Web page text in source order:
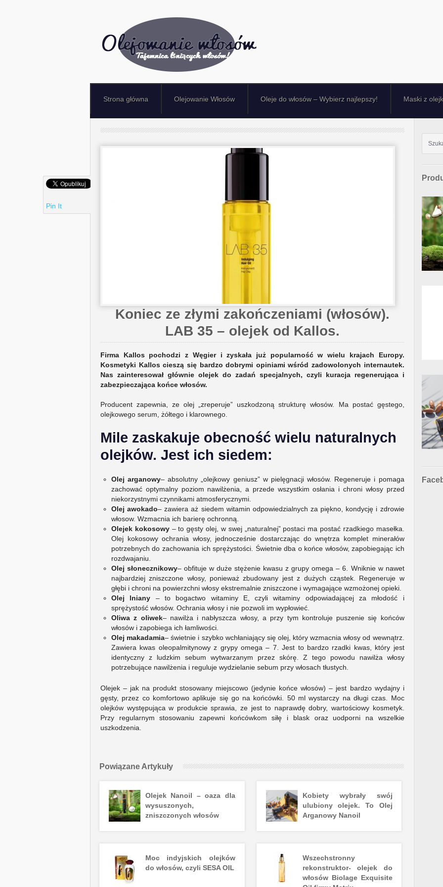
Strona główna Olejowanie Włosów Oleje do włosów – Wybierz najlepszy! Maski z
Koniec ze złymi zakończeniami (włosów).
LAB 35 – olejek od Kallos.
Firma Kallos pochodzi z Węgier i zyskała już popularność w wielu krajach Europy.
Kosmetyki Kallos cieszą się bardzo dobrymi opiniami wśród zadowolonych internautek.
Nas zainteresował głównie olejek do zadań specjalnych, czyli kuracja regenerująca i
zabezpieczająca końce włosów.
Producent zapewnia, ze olej „zreperuje” uszkodzoną strukturę włosów. Ma postać gęstego,
olejkowego serum, żółtego i klarownego.
Mile zaskakuje obecność wielu naturalnych
olejków. Jest ich siedem:
Olej arganowy– absolutny „olejkowy geniusz” w pielęgnacji włosów. Regeneruje i pomaga
zachować optymalny poziom nawilżenia, a przede wszystkim osłania i chroni włosy przed
niekorzystnymi czynnikami atmosferycznymi.
Olej awokado– zawiera aż siedem witamin odpowiedzialnych za piękno, kondycję i zdrowie
włosow. Wzmacnia ich barierę ochronną.
Olejek kokosowy– to gęsty olej, w swej „naturalnej” postaci ma postać rzadkiego masełka.
Olej kokosowy ochrania włosy, jednocześnie dostarczając do wnętrza komplet minerałów
potrzebnych do zachowania ich sprężystości. Świetnie dba o końce włosów, zapobiegając ich
rozdwajaniu.
Olej słonecznikowy– obfituje w duże stężenie kwasu z grupy omega – 6. Wniknie w nawet
najbardziej zniszczone włosy, ponieważ zbudowany jest z dużych cząstek. Regeneruje w
głębi i chroni na powierzchni włosy ekstremalnie zniszczone i wymagające wzmożonej opieki.
Olej lniany – to bogactwo witaminy E, czyli witaminy odpowiadającej za młodość i
sprężystość włosów. Ochrania włosy i nie pozwoli im wypłowieć.
Oliwa z oliwek– nawilża i nabłyszcza włosy, a przy tym kontroluje puszenie się końców
włosów i zapobiega ich łamliwości.
Olej makadamia– świetnie i szybko wchłaniający się olej, który wzmacnia włosy od wewnątrz.
Zawiera kwas oleopalmitynowy z grypy omega – 7. Jest to bardzo rzadki kwas, który jest
identyczny z ludzkim sebum wytwarzanym przez skórę. Z tego powodu nawilża włosy
potrzebujące nawilżenia i reguluje wydzielanie sebum przy włosach tłustych.
Olejek – jak na produkt stosowany miejscowo (jedynie końce włosów) – jest bardzo wydajny i
gęsty, przez co komfortowo aplikuje się go na końcówki. 50 ml wystarczy na długi czas. Moc
olejków występująca w produkcie sprawia, ze jest to naprawdę dobry, wartościowy kosmetyk.
Przy regularnym stosowaniu zapewni końcówkom siłę i blask oraz uodporni na wszelkie
uszkodzenia.
Pin It
Powiązane Artykuły
Olejek Nanoil – oaza dla
wysuszonych,
zniszczonych włosów
Kobiety wybrały swój
ulubiony olejek. To Olej
Arganowy Nanoil
Moc indyjskich olejków
do włosów, czyli SESA OIL
Wszechstronny
rekonstruktor- olejek do
włosów Biolage Exquisite